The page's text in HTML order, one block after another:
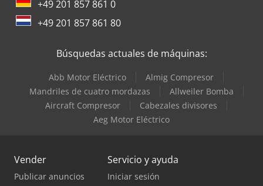
+49 201 857 861 0
+49 201 857 861 80
Búsquedas actuales de máquinas:
Abb Motor Eléctrico
Almig Compresor
Mandriles de cuatro mordazas
Allweiler Bomba
Aircraft Compresor
Cabezales divisores
Aeg Motor Eléctrico
Vender
Publicar anuncios
Servicio y ayuda
Iniciar sesión